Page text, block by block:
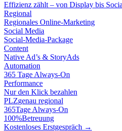
Effizienz zählt – von Display bis
Regional
Regionales Online-Marketing
Social Media
Social-Media-Package
Content
Native Ad’s & StoryAds
Automation
365 Tage Always-On
Performance
Nur den Klick bezahlen
PLZgenau regional
365Tage Always-On
100%Betreuung
Kostenloses Erstgespräch →